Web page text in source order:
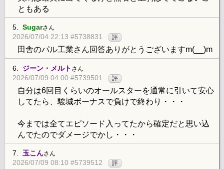
ともある
5. Sugarさん
2026/07/04 22:13 #5738831 評
田舎のパル工業さん回答ありがとうございますm(__)m
6. ジーン・メルト さん
2026/07/09 04:00 #5739501 評
自分は6回目くらいのオールスターを通常に引いて安心
してたら、駿城ボーナスで負けで終わり・・・
今までは全てエピソード入ってたから確定だと思い込
んでたのでダメージでかし・・・
7. 玉こんさん
2026/07/09 08:10 #5739512 評